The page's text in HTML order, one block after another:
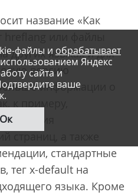
название «Как
других языках и для
версию
информации о
к примеру,
стандартные
тег x-default на
языка. Кроме
файлы и обрабатывает
Яндекс
сайта и
ваше
Ок